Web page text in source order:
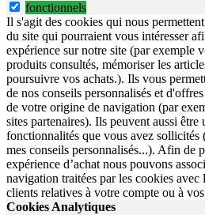
fonctionnels
Il s'agit des cookies qui nous
du site qui pourraient vous intéresser
expérience sur notre site (par exemple
produits consultés, mémoriser les
poursuivre vos achats.). Ils vous
de nos conseils personnalisés et
de votre origine de navigation (par
sites partenaires). Ils peuvent aussi
fonctionnalités que vous avez sollicités
mes conseils personnalisés...). Afin de
expérience d’achat nous pouvons
navigation traitées par les cookies avec
clients relatives à votre compte ou à
Cookies Analytiques